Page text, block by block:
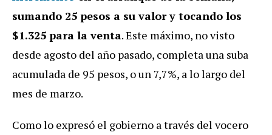
sumando 25 pesos a su valor y tocando los
$1.325 para la venta. Este máximo, no visto
desde agosto del año pasado, completa una suba
acumulada de 95 pesos, o un 7,7%, a lo largo del
mes de marzo.
Como lo expresó el gobierno a través del vocero